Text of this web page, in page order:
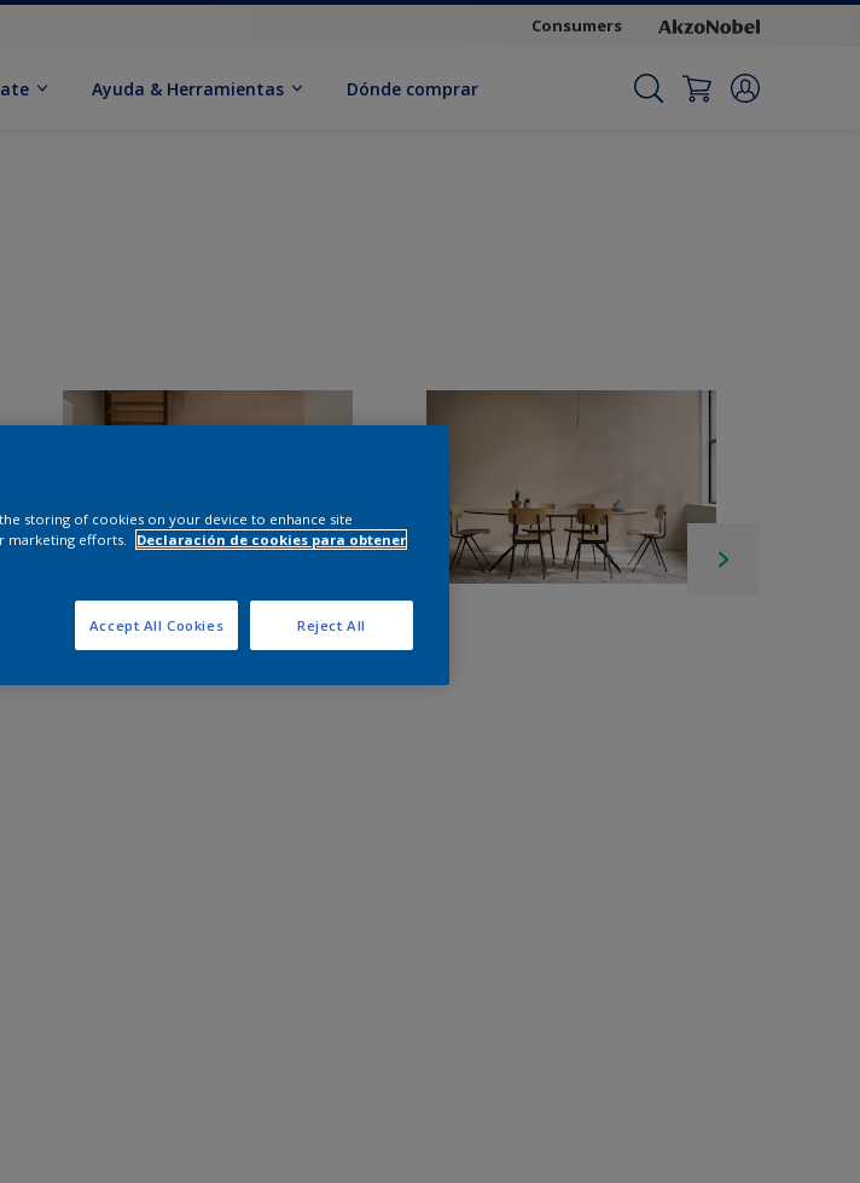
Consumers
Ayuda & Herramientas Dónde comprar
storing of cookies on your device to enhance site
marketing efforts.
Declaración de cookies para obtener
Reject All
Accept All Cookies